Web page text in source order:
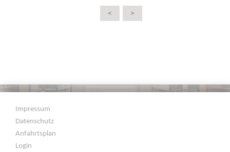
< >
Impressum
Datenschutz
Anfahrtsplan
Login